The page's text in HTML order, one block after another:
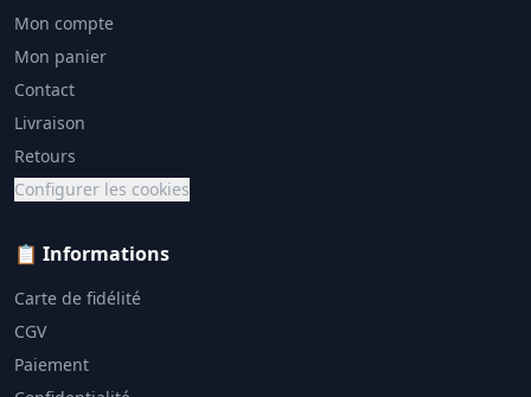
Mon compte
Mon panier
Contact
Livraison
Retours
Configurer les cookies
📋 Informations
Carte de fidélité
CGV
Paiement